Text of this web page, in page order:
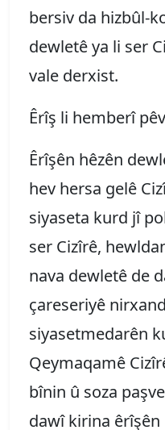
bersiv da hizbûl-
dewletê ya li ser
vale derxist.
Êrîş li hemberî
Êrîşên hêzên
hev hersa gelê
siyaseta kurd jî
ser Cizîrê,
nava dewletê de
çareseriyê
siyasetmedarên
Qeymaqamê
bînin û soza
dawî kirina